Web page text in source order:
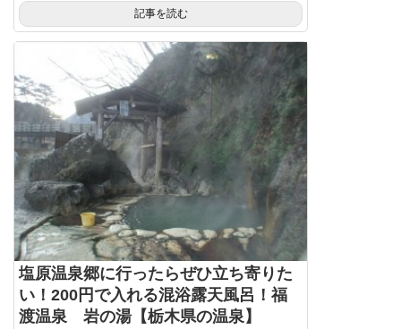
記事を読む
塩原温泉郷に行ったらぜひ立ち寄りた
い！200円で入れる混浴露天風呂！福
渡温泉 岩の湯【栃木県の温泉】